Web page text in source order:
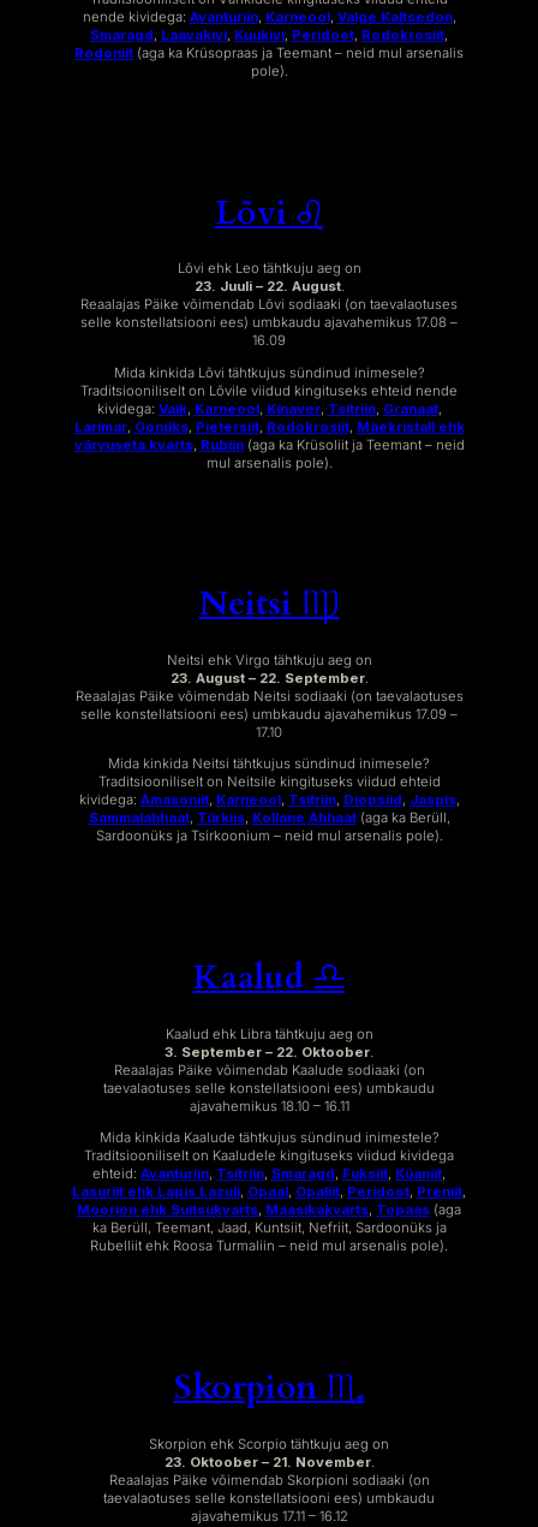
nende kividega: Avanturiin, Karneool, Valge Kaltsedon,
Smaragd, Laavakivi, Kuukivi, Peridoot, Rodokrosiit,
Rodoniit (aga ka Krüsopraas ja Teemant – neid mul arsenalis
pole).
Lõvi ♌︎
Lõvi ehk Leo tähtkuju aeg on
23. Juuli – 22. August.
Reaalajas Päike võimendab Lõvi sodiaaki (on taevalaotuses
selle konstellatsiooni ees) umbkaudu ajavahemikus 17.08 –
16.09
Mida kinkida Lõvi tähtkujus sündinud inimesele?
Traditsiooniliselt on Lõvile viidud kingituseks ehteid nende
kividega: Vaik, Karneool, Kinaver, Tsitriin, Granaat,
Larimar, Oonüks, Pietersiit, Rodokrosiit, Mäekristall ehk
värvuseta kvarts, Rubiin(aga ka Krüsoliit ja Teemant – neid
mul arsenalis pole).
Neitsi ♍︎
Neitsi ehk Virgo tähtkuju aeg on
23. August – 22. September.
Reaalajas Päike võimendab Neitsi sodiaaki (on taevalaotuses
selle konstellatsiooni ees) umbkaudu ajavahemikus 17.09 –
17.10
Mida kinkida Neitsi tähtkujus sündinud inimesele?
Traditsiooniliselt on Neitsile kingituseks viidud ehteid
kividega: Amasoniit, Karneool, Tsitriin, Diopsiid, Jaspis,
Sammalahhaat, Türkiis, Kollane Ahhaat(aga ka Berüll,
Sardoonüks ja Tsirkoonium – neid mul arsenalis pole).
Kaalud ♎︎
Kaalud ehk Libra tähtkuju aeg on
3. September – 22. Oktoober.
Reaalajas Päike võimendab Kaalude sodiaaki (on
taevalaotuses selle konstellatsiooni ees) umbkaudu
ajavahemikus 18.10 – 16.11
Mida kinkida Kaalude tähtkujus sündinud inimestele?
Traditsiooniliselt on Kaaludele kingituseks viidud kividega
ehteid: Avanturiin, Tsitriin, Smaragd, Fuksiit, Küaniit,
Lasuriit ehk Lapis Lazuli, Opaal, Opaliit, Peridoot, Preniit,
Moorion ehk Suitsukvarts, Maasikakvarts, Topaas (aga
ka Berüll, Teemant, Jaad, Kuntsiit, Nefriit, Sardoonüks ja
Rubelliit ehk Roosa Turmaliin – neid mul arsenalis pole).
Skorpion ♏︎
Skorpion ehk Scorpio tähtkuju aeg on
23. Oktoober – 21. November.
Reaalajas Päike võimendab Skorpioni sodiaaki (on
taevalaotuses selle konstellatsiooni ees) umbkaudu
ajavahemikus 17.11 – 16.12